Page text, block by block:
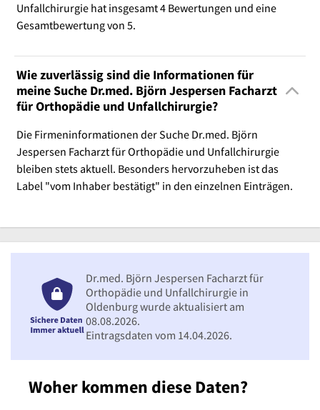
Unfallchirurgie hat insgesamt 4 Bewertungen und eine
Gesamtbewertung von 5.
Wie zuverlässig sind die Informationen für
meine Suche Dr.med. Björn Jespersen Facharzt
für Orthopädie und Unfallchirurgie?
Die Firmeninformationen der Suche Dr.med. Björn
Jespersen Facharzt für Orthopädie und Unfallchirurgie
bleiben stets aktuell. Besonders hervorzuheben ist das
Label "vom Inhaber bestätigt" in den einzelnen Einträgen.
Woher kommen diese Daten?
Dr.med. Björn Jespersen Facharzt für
Orthopädie und Unfallchirurgie in
Oldenburg wurde aktualisiert am
08.08.2026.
Eintragsdaten vom 14.04.2026.